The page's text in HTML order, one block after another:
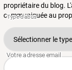
propriétaire du blog.
communiquée au